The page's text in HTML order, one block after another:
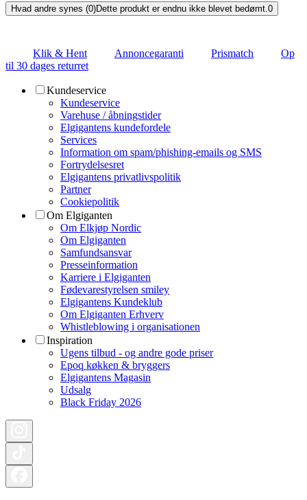
Hvad andre synes (0)Dette produkt er endnu ikke blevet bedømt.0
Klik & Hent Annoncegaranti Prismatch
Op
til 30 dages returret
Kundeservice
Kundeservice
Varehuse / åbningstider
Elgigantens kundefordele
Services
Information om spam/phishing-emails og SMS
Fortrydelsesret
Elgigantens privatlivspolitik
Partner
Cookiepolitik
Om Elgiganten
Om Elkjøp Nordic
Om Elgiganten
Samfundsansvar
Presseinformation
Karriere i Elgiganten
Fødevarestyrelsen smiley
Elgigantens Kundeklub
Om Elgiganten Erhverv
Whistleblowing i organisationen
Inspiration
Ugens tilbud - og andre gode priser
Epoq køkken & bryggers
Elgigantens Magasin
Udsalg
Black Friday 2026